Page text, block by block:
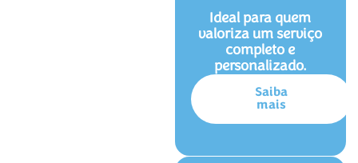
Ideal para quem
valoriza um serviço
completo e
personalizado.
Saiba
mais